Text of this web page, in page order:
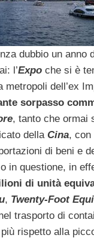
dubbio un anno
l’Expo che si è
metropoli dell’ex
sorpasso
, tanto che ormai
della Cina, con
di beni e
in questione, in
di unità
, Twenty-Foot
trasporto di
rispetto alla